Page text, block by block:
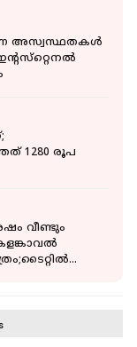
അസ്വസ്ഥതകള്‍
1280 രൂപ
വീണ്ടും